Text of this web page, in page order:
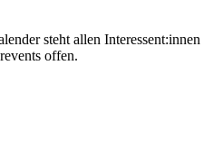
steht allen Interessent:innen
offen.